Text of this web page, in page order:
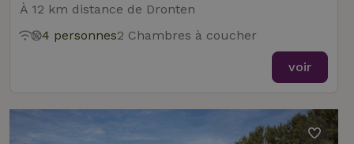
À 12 km distance de Dronten
4 personnes2 Chambres à coucher
voir